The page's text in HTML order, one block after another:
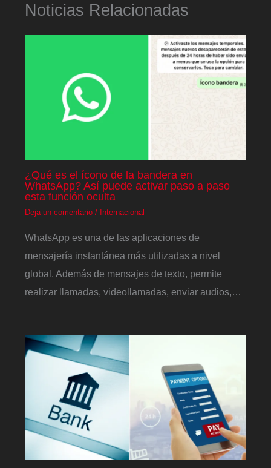
Noticias Relacionadas
¿Qué es el ícono de la bandera en
WhatsApp? Así puede activar paso a paso
esta función oculta
Deja un comentario / Internacional
WhatsApp es una de las aplicaciones de
mensajería instantánea más utilizadas a nivel
global. Además de mensajes de texto, permite
realizar llamadas, videollamadas, enviar audios,…